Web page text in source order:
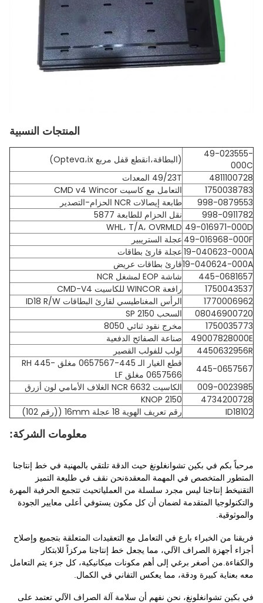
المنتجات النسبية
49-023555-
000C
(البطاقة،انقطع قفل مربع Opteva،ix)
4811100728
49/23T المعدات
1750038783
التعامل مع كاسيت CMD v4 Wincor
998-0879553
طابعة إيصالات NCR الحزام-التصدير
998-0911782
نقل الحزام للطابعة 5877
49-016971-000D WHL، T/A، OVRMLD
49-016968-000F عجلة الستريبير
19-040623-000A عجلة قارئ بطاقات
19-040624-000Aقارئ بطاقات عريض
445-0681657
شاشة EOP لمشغل NCR
1750043537
رافعة WINCOR للكاسيت CMD-V4
1770006962
الرأس المغناطيسي لقارئ البطاقات ID18 R/W
08046900720
السحب SP 2150
1750035773
مخرج نقود ثنائي 8050
49007828000E
صناعة الصفائح الدفعية
4450632956R
لولب للفولب القصير
445-0657567
قطع الغيار الـ 445-0657567 مغلق RH 445-
0657566 مغلق LF
009-0023985
الكاسيت NCR 6632 الغلاف الأمامي لون أزرق
4734200728
KNOP 2150
ID18102
رقم تعريف الهوية 18 عجلة 16mm ((رقم 102)
معلومات الشركة:
مرحباً بكم في بكين تشوانغلونغ حيث الدقة تلتقي بالمهنية في خط إنتاجنا
المتطور المتخصص في المهمة المعقدةنحن نقف في طليعة التميز
التقنيخط إنتاجنا ليس مجرد سلسلة من العملياتحيث تتجمع الحرفية المهرة
والتكنولوجيا المتقدمة لضمان أن كل مكون يستوفي أعلى معايير الجودة
والموثوقية.
فريقنا من الخبراء بارع في التعامل مع التعقيدات المتعلقة بتجميع وإصلاح
أجزاء أجهزة الصراف الآلي، مما يجعل خط إنتاجنا مركزاً للابتكار
والكفاءة.من أصغر برغي إلى أهم مكونات ميكانيكية، كل جزء يتم التعامل
معه بعناية كبيرة ودقة، مما يعكس التفاني في الكمال.
في بكين تشوانغلونغ، نحن نفهم أن سلامة آلة الصراف الآلي تعتمد على